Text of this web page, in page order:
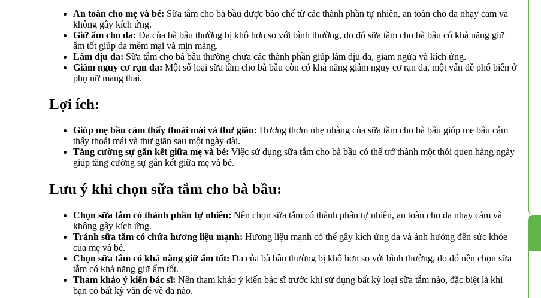
An toàn cho mẹ và bé: Sữa tắm cho bà bầu được bào chế từ các thành phần tự nhiên, an toàn cho da nhạy cảm và
không gây kích ứng.
Giữ ẩm cho da: Da của bà bầu thường bị khô hơn so với bình thường, do đó sữa tắm cho bà bầu có khả năng giữ
ẩm tốt giúp da mềm mại và mịn màng.
Làm dịu da: Sữa tắm cho bà bầu thường chứa các thành phần giúp làm dịu da, giảm ngứa và kích ứng.
Giảm nguy cơ rạn da: Một số loại sữa tắm cho bà bầu còn có khả năng giảm nguy cơ rạn da, một vấn đề phổ biến ở
phụ nữ mang thai.
Lợi ích:
Giúp mẹ bầu cảm thấy thoải mái và thư giãn: Hương thơm nhẹ nhàng của sữa tắm cho bà bầu giúp mẹ bầu cảm
thấy thoải mái và thư giãn sau một ngày dài.
Tăng cường sự gắn kết giữa mẹ và bé: Việc sử dụng sữa tắm cho bà bầu có thể trở thành một thói quen hàng ngày
giúp tăng cường sự gắn kết giữa mẹ và bé.
Lưu ý khi chọn sữa tắm cho bà bầu:
Chọn sữa tắm có thành phần tự nhiên: Nên chọn sữa tắm có thành phần tự nhiên, an toàn cho da nhạy cảm và
không gây kích ứng.
Tránh sữa tắm có chứa hương liệu mạnh: Hương liệu mạnh có thể gây kích ứng da và ảnh hưởng đến sức khỏe
của mẹ và bé.
Chọn sữa tắm có khả năng giữ ẩm tốt: Da của bà bầu thường bị khô hơn so với bình thường, do đó nên chọn sữa
tắm có khả năng giữ ẩm tốt.
Tham khảo ý kiến bác sĩ: Nên tham khảo ý kiến bác sĩ trước khi sử dụng bất kỳ loại sữa tắm nào, đặc biệt là khi
bạn có bất kỳ vấn đề về da nào.